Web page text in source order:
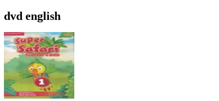
dvd english